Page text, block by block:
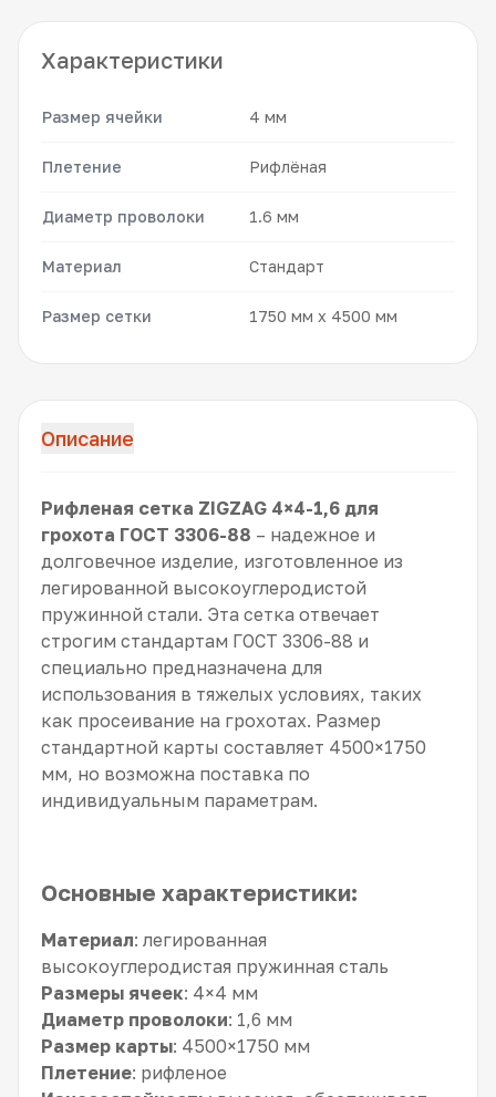
Характеристики
Размер ячейки 4 мм
Плетение Рифлёная
Диаметр проволоки 1.6 мм
Материал Стандарт
Размер сетки 1750 мм x 4500 мм
Описание
Рифленая сетка ZIGZAG 4×4-1,6 для
грохота ГОСТ 3306-88 – надежное и
долговечное изделие, изготовленное из
легированной высокоуглеродистой
пружинной стали. Эта сетка отвечает
строгим стандартам ГОСТ 3306-88 и
специально предназначена для
использования в тяжелых условиях, таких
как просеивание на грохотах. Размер
стандартной карты составляет 4500×1750
мм, но возможна поставка по
индивидуальным параметрам.
Основные характеристики:
Материал: легированная
высокоуглеродистая пружинная сталь
Размеры ячеек: 4×4 мм
Диаметр проволоки: 1,6 мм
Размер карты: 4500×1750 мм
Плетение: рифленое